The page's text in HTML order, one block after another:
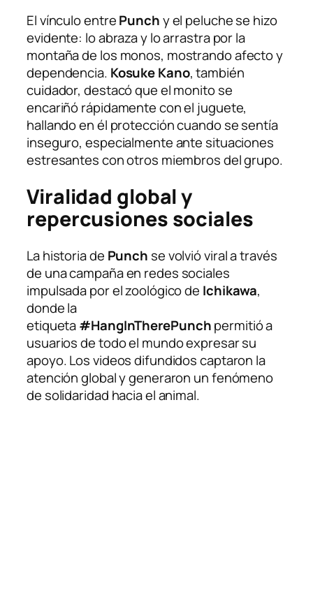
El vínculo entrePunchy el peluche se hizo
evidente: lo abraza y lo arrastra por la
montaña de los monos, mostrando afecto y
dependencia. Kosuke Kano, también
cuidador, destacó que el monito se
encariñó rápidamente con el juguete,
hallando en él protección cuando se sentía
inseguro, especialmente ante situaciones
estresantes con otros miembros del grupo.
Viralidad global y
repercusiones sociales
La historia de Punch se volvió viral a través
de una campaña en redes sociales
impulsada por el zoológico de Ichikawa,
donde la
etiqueta#HangInTherePunchpermitió a
usuarios de todo el mundo expresar su
apoyo. Los videos difundidos captaron la
atención global y generaron un fenómeno
de solidaridad hacia el animal.